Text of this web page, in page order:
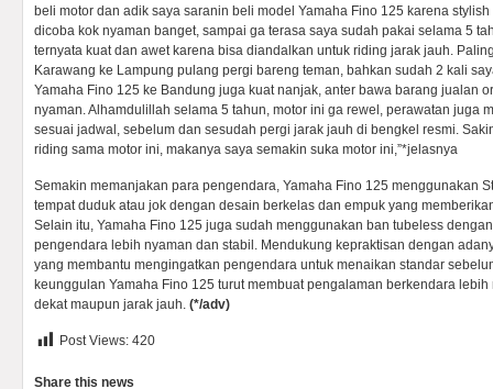
beli motor dan adik saya saranin beli model Yamaha Fino 125 karena
dicoba kok nyaman banget, sampai ga terasa saya sudah pakai selama 5
ternyata kuat dan awet karena bisa diandalkan untuk riding jarak jauh.
Karawang ke Lampung pulang pergi bareng teman, bahkan sudah 2 kali
Yamaha Fino 125 ke Bandung juga kuat nanjak, anter bawa barang jualan
nyaman. Alhamdulillah selama 5 tahun, motor ini ga rewel, perawatan juga
sesuai jadwal, sebelum dan sesudah pergi jarak jauh di bengkel resmi.
riding sama motor ini, makanya saya semakin suka motor ini,”*jelasnya
Semakin memanjakan para pengendara, Yamaha Fino 125 menggunakan
tempat duduk atau jok dengan desain berkelas dan empuk yang
Selain itu, Yamaha Fino 125 juga sudah menggunakan ban tubeless
pengendara lebih nyaman dan stabil. Mendukung kepraktisan dengan
yang membantu mengingatkan pengendara untuk menaikan standar
keunggulan Yamaha Fino 125 turut membuat pengalaman berkendara
dekat maupun jarak jauh. (*/adv)
Post Views: 420
Share this news